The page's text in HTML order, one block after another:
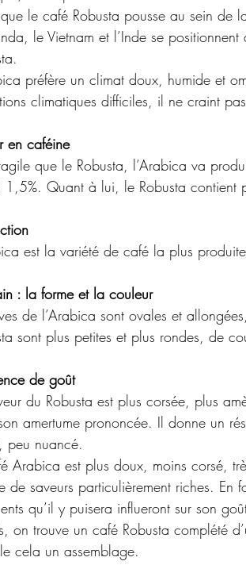
le café Robusta pousse au sein de
le Vietnam et l’Inde se
préfère un climat doux, humide et
climatiques difficiles, il ne craint
en caféine
que le Robusta, l’Arabica va
Quant à lui, le Robusta contient
est la variété de café la plus
: la forme et la couleur
de l’Arabica sont ovales et
sont plus petites et plus rondes, de
de goût
du Robusta est plus corsée, plus
amertume prononcée. Il donne un
peu nuancé.
Arabica est plus doux, moins corsé,
de saveurs particulièrement riches.
qu’il y puisera influeront sur son
on trouve un café Robusta complété
cela un assemblage.